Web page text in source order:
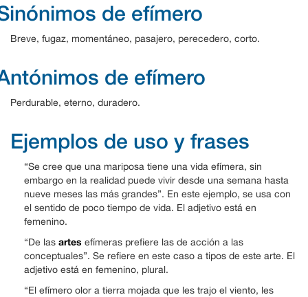
de efímero
Breve, fugaz, momentáneo, pasajero, perecedero, corto.
de efímero
Perdurable, eterno, duradero.
Ejemplos de uso y frases
“Se cree que una mariposa tiene una vida efímera, sin
embargo en la realidad puede vivir desde una semana hasta
nueve meses las más grandes”. En este ejemplo, se usa con
el sentido de poco tiempo de vida. El adjetivo está en
femenino.
“De las artes efímeras prefiere las de acción a las
conceptuales”. Se refiere en este caso a tipos de este arte. El
adjetivo está en femenino, plural.
“El efímero olor a tierra mojada que les trajo el viento, les